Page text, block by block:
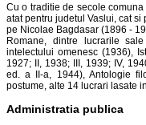
Cu o traditie de secole
atat pentru judetul Vaslui, cat
pe Nicolae Bagdasar (1896 -
Romane, dintre lucrarile
intelectului omenesc (1936),
1927; II, 1938; III, 1939; IV,
ed. a II-a, 1944), Antologie
postume, alte 14 lucrari lasate
Administratia publica